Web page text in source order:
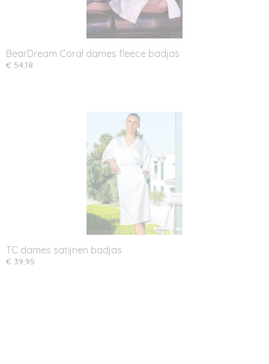
BearDream Coral dames fleece badjas
€ 54,18
TC dames satijnen badjas
€ 39,95